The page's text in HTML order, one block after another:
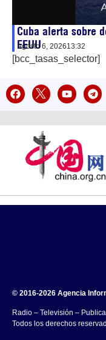
Cuba alerta sobre
EEUU
agosto 6, 202613:32
[bcc_tasas_selector]
© 2016-2026 Agencia
Radio – Televisión –
Todos los derechos